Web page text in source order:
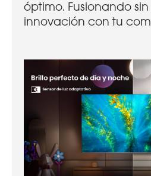
óptimo. Fusionando sin
innovación con tu